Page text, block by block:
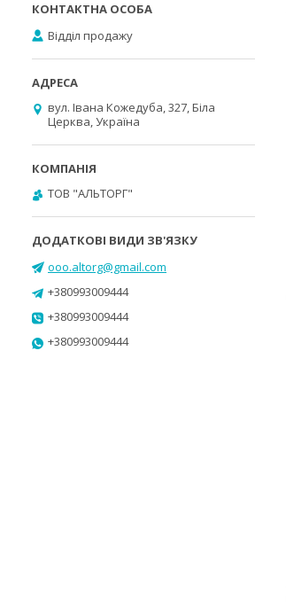
Відділ продажу
вул. Івана Кожедуба, 327, Біла
Церква, Україна
ТОВ "АЛЬТОРГ"
ooo.altorg@gmail.com
+380993009444
+380993009444
+380993009444